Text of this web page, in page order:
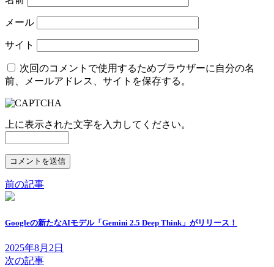
メール
サイト
次回のコメントで使用するためブラウザーに自分の名
前、メールアドレス、サイトを保存する。
上に表示された文字を入力してください。
前の記事
Googleの新たなAIモデル「Gemini 2.5 Deep Think」がリリース！
2025年8月2日
次の記事